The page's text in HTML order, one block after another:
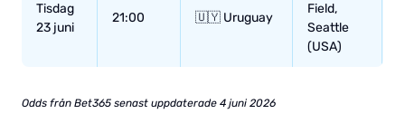
Tisdag
23 juni
21:00 🇺🇾 Uruguay
Field,
Seattle
(USA)
Odds från Bet365 senast uppdaterade 4 juni 2026